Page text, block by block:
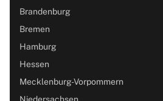
Brandenburg
Bremen
Hamburg
Hessen
Mecklenburg-Vorpommern